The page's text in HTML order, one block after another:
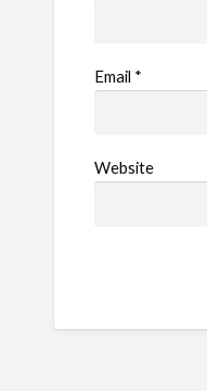
Email *
Website